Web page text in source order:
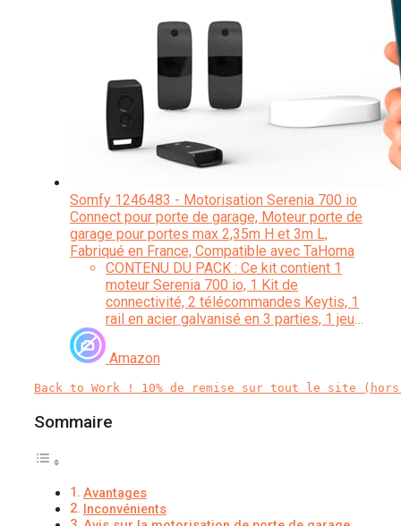
Somfy 1246483 - Motorisation Serenia 700 io
Connect pour porte de garage, Moteur porte de
garage pour portes max 2,35m H et 3m L,
Fabriqué en France, Compatible avec TaHoma
CONTENU DU PACK : Ce kit contient 1
moteur Serenia 700 io, 1 Kit de
connectivité, 2 télécommandes Keytis, 1
rail en acier galvanisé en 3 parties, 1 jeu
supports, 2 barres d'attache
Amazon
Back to Work ! 10% de remise sur tout le site (hors
Sommaire
Avantages
Inconvénients